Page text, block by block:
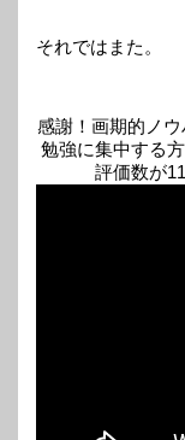
それではまた。
感謝！画期的ノ
勉強に集中する
評価数が